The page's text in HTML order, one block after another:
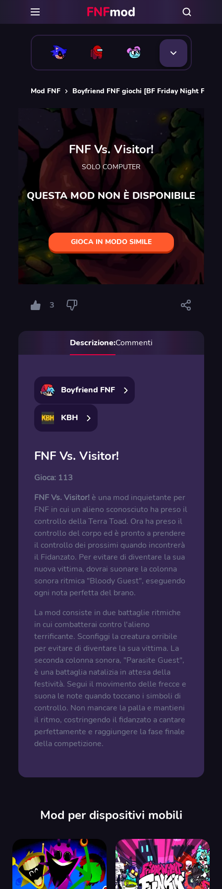
Mod FNF Boyfriend FNF giochi [BF Friday Night
FNF Vs. Visitor!
SOLO COMPUTER
QUESTA MOD NON È DISPONIBILE
GIOCA IN MODO SIMILE
3
Descrizione:Commenti
Boyfriend FNF
KBH
FNF Vs. Visitor!
Gioca: 113
FNF Vs. Visitor!è una mod inquietante per
FNF in cui un alieno sconosciuto ha preso il
controllo della Terra Toad. Ora ha preso il
controllo del corpo ed è pronto a prendere
il controllo dei prossimi quando incontrerà
il Fidanzato. Per evitare di diventare la sua
nuova vittima, dovrai suonare la colonna
sonora ritmica "Bloody Guest", eseguendo
ogni nota perfetta del brano.
La mod consiste in due battaglie ritmiche
in cui combatterai contro l'alieno
terrificante. Sconfiggi la creatura orribile
per evitare di diventare la sua vittima. La
seconda colonna sonora, "Parasite Guest",
è una battaglia natalizia in attesa della
festività. Segui il movimento delle frecce e
suona le note quando toccano i simboli di
controllo. Non mancare la palla e mantieni
il ritmo, costringendo il fidanzato a cantare
perfettamente e raggiungere la fase finale
della competizione.
Mod per dispositivi mobili